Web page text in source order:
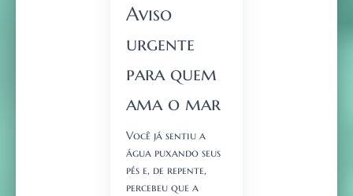
Aviso
urgente
para quem
ama o mar
Você já sentiu a
água puxando seus
pés e, de repente,
percebeu que a